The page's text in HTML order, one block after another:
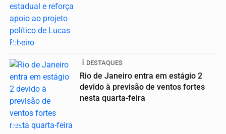
02
03
DESTAQUES
Rio de Janeiro entra em estágio 2
devido à previsão de ventos fortes
nesta quarta-feira